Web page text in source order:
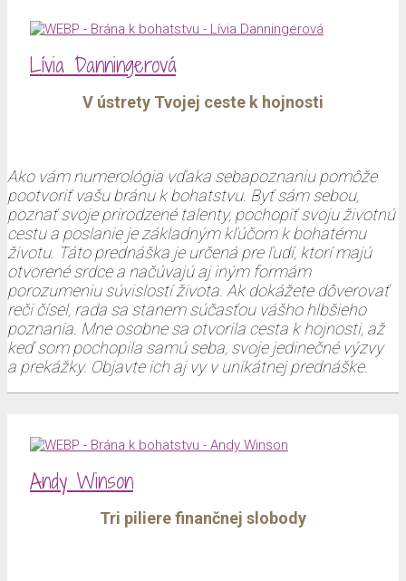
Lívia Danningerová
V ústrety Tvojej ceste k hojnosti
Ako vám numerológia vďaka sebapoznaniu pomôže
pootvoriť vašu bránu k bohatstvu. Byť sám sebou,
poznať svoje prirodzené talenty, pochopiť svoju životnú
cestu a poslanie je základným kľúčom k bohatému
životu. Táto prednáška je určená pre ľudí, ktorí majú
otvorené srdce a načúvajú aj iným formám
porozumeniu súvislostí života. Ak dokážete dôverovať
reči čísel, rada sa stanem súčasťou vášho hlbšieho
poznania. Mne osobne sa otvorila cesta k hojnosti, až
keď som pochopila samú seba, svoje jedinečné výzvy
a prekážky. Objavte ich aj vy v unikátnej prednáške.
Andy Winson
Tri piliere finančnej slobody